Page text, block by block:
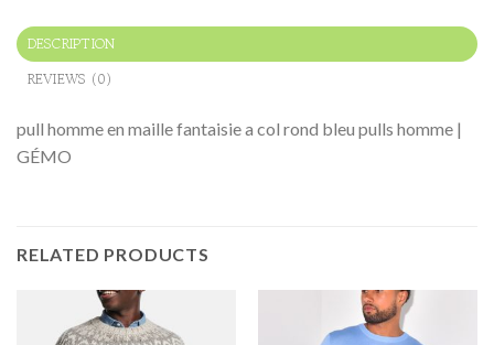
DESCRIPTION
REVIEWS (0)
pull homme en maille fantaisie a col rond bleu pulls homme |
GÉMO
RELATED PRODUCTS